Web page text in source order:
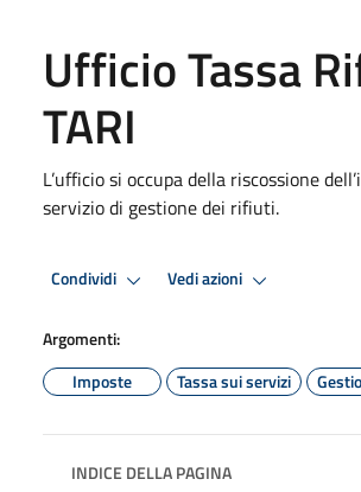
Ufficio Tassa
TARI
L’ufficio si occupa della riscossione
servizio di gestione dei rifiuti.
Condividi Vedi azioni
Argomenti:
Imposte
Tassa sui servizi
INDICE DELLA PAGINA